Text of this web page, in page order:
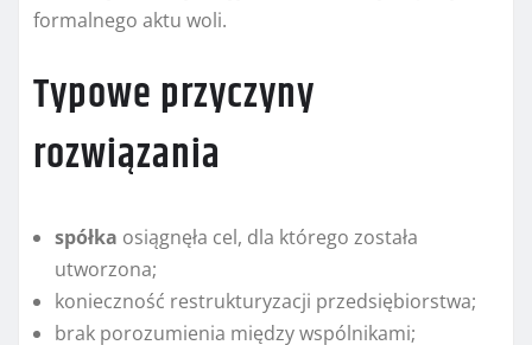
formalnego aktu woli.
Typowe przyczyny
rozwiązania
spółka osiągnęła cel, dla którego została
utworzona;
konieczność restrukturyzacji przedsiębiorstwa;
brak porozumienia między wspólnikami;